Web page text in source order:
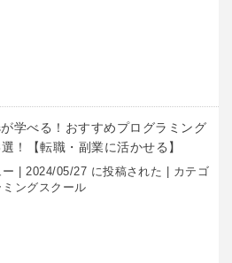
学べる！おすすめプログラミング
！【転職・副業に活かせる】
|2024/05/27 に投稿された
カテゴ
ミングスクール